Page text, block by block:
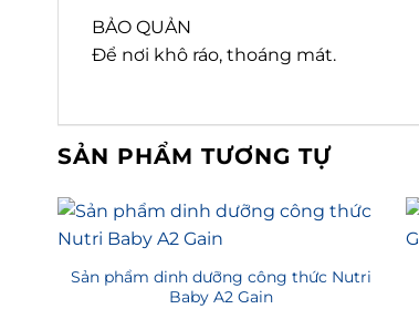
BẢO QUẢN
Để nơi khô ráo, thoáng mát.
SẢN PHẨM TƯƠNG TỰ
Sản phẩm dinh dưỡng công thức Nutri
Baby A2 Gain